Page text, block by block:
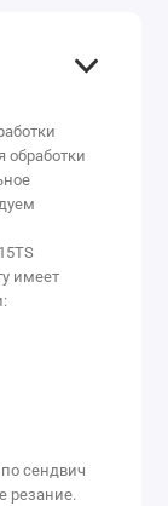
обработки
имеет
сендвич
резание.